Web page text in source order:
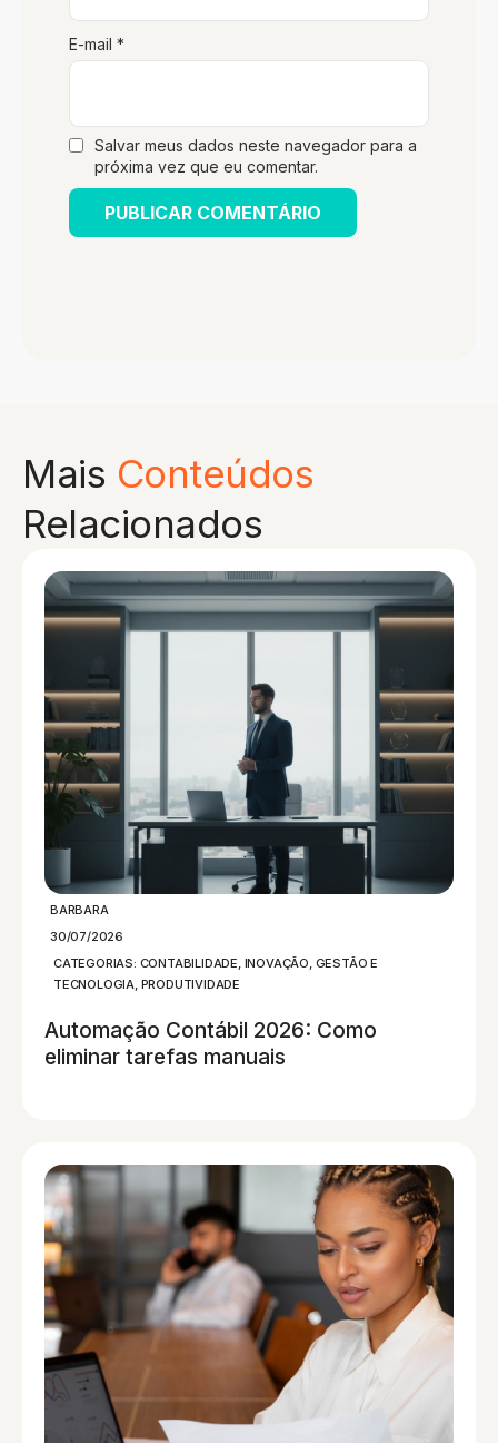
E-mail *
Salvar meus dados neste navegador para a
próxima vez que eu comentar.
Mais Conteúdos
Relacionados
BARBARA
30/07/2026
CATEGORIAS: CONTABILIDADE INOVAÇÃO, GESTÃO E
TECNOLOGIA PRODUTIVIDADE
Automação Contábil 2026: Como
eliminar tarefas manuais